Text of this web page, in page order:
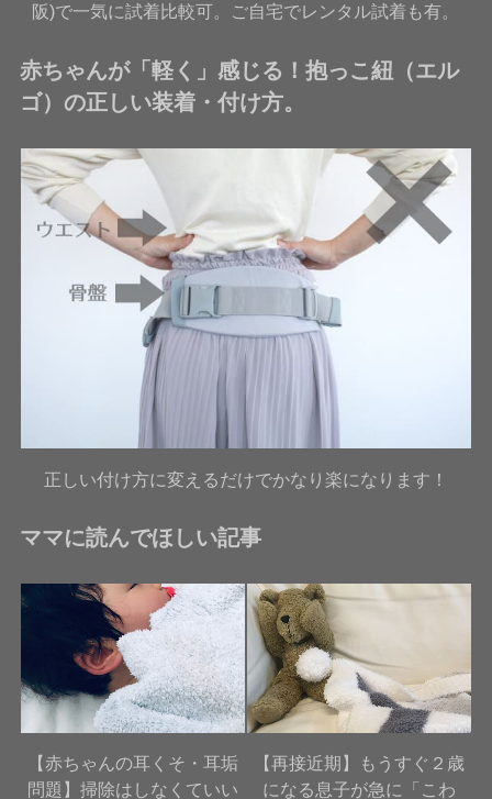
阪)で一気に試着比較可。ご自宅でレンタル試着も有。
赤ちゃんが「軽く」感じる！抱っこ紐（エル
ゴ）の正しい装着・付け方。
正しい付け方に変えるだけでかなり楽になります！
ママに読んでほしい記事
【赤ちゃんの耳くそ・耳垢
問題】掃除はしなくていい
【再接近期】もうすぐ２歳
になる息子が急に「こわ